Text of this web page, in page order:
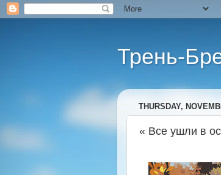
Трень-
THURSDAY,
« Все ушли в